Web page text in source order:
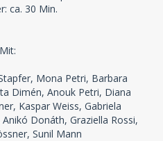
ca. 30 Min.
Mit:
Mona Petri, Barbara
Dimén, Anouk Petri, Diana
Kaspar Weiss, Gabriela
Donáth, Graziella Rossi,
Sunil Mann